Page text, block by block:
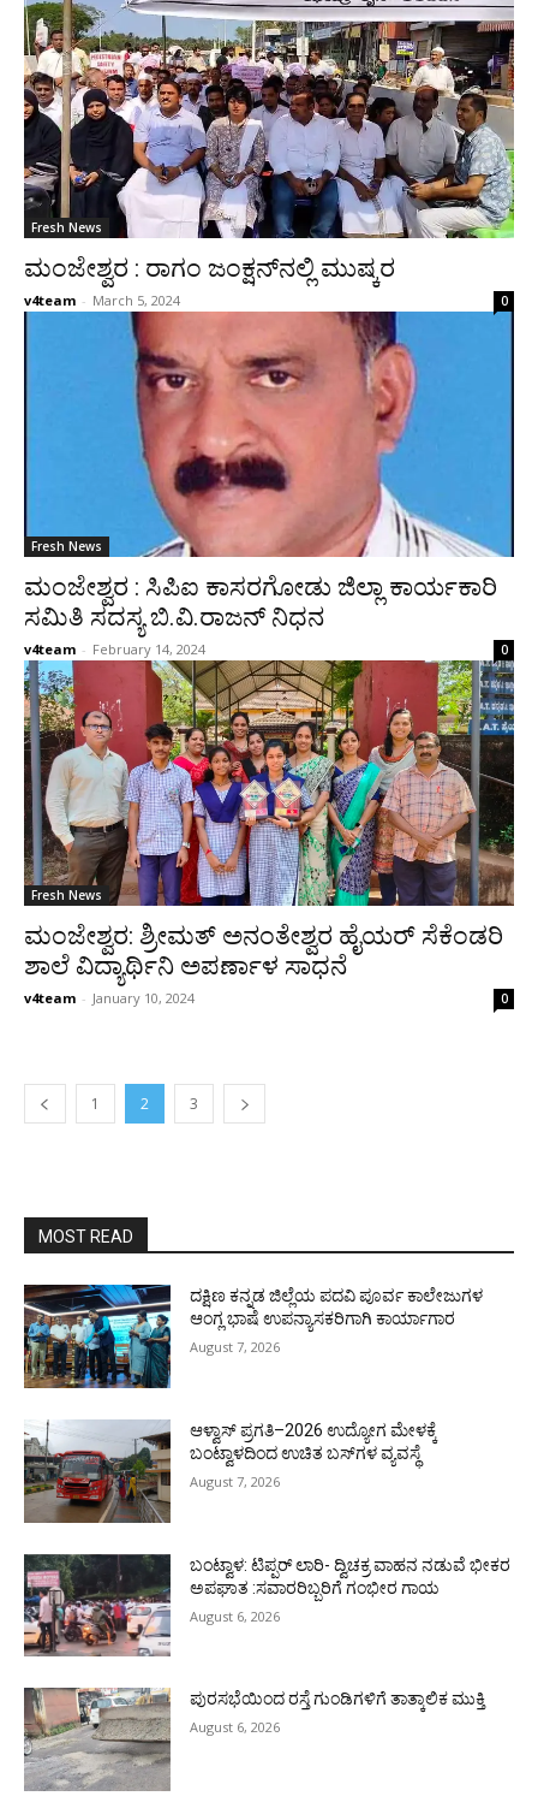
Fresh News
ಮಂಜೇಶ್ವರ : ರಾಗಂ ಜಂಕ್ಷನ್‌ನಲ್ಲಿ ಮುಷ್ಕರ
v4team - March 5, 2024 0
Fresh News
ಮಂಜೇಶ್ವರ : ಸಿಪಿಐ ಕಾಸರಗೋಡು ಜಿಲ್ಲಾ ಕಾರ್ಯಕಾರಿ
ಸಮಿತಿ ಸದಸ್ಯ ಬಿ.ವಿ.ರಾಜನ್ ನಿಧನ
v4team - February 14, 2024 0
Fresh News
ಮಂಜೇಶ್ವರ: ಶ್ರೀಮತ್ ಅನಂತೇಶ್ವರ ಹೈಯರ್ ಸೆಕೆಂಡರಿ
ಶಾಲೆ ವಿದ್ಯಾರ್ಥಿನಿ ಅಪರ್ಣಾಳ ಸಾಧನೆ
v4team - January 10, 2024 0
1 2 3
MOST READ
ದಕ್ಷಿಣ ಕನ್ನಡ ಜಿಲ್ಲೆಯ ಪದವಿ ಪೂರ್ವ ಕಾಲೇಜುಗಳ
ಆಂಗ್ಲ ಭಾಷೆ ಉಪನ್ಯಾಸಕರಿಗಾಗಿ ಕಾರ್ಯಾಗಾರ
August 7, 2026
ಆಳ್ವಾಸ್ ಪ್ರಗತಿ–2026 ಉದ್ಯೋಗ ಮೇಳಕ್ಕೆ
ಬಂಟ್ವಾಳದಿಂದ ಉಚಿತ ಬಸ್‌ಗಳ ವ್ಯವಸ್ಥೆ
August 7, 2026
ಬಂಟ್ವಾಳ: ಟಿಪ್ಪರ್ ಲಾರಿ- ದ್ವಿಚಕ್ರ ವಾಹನ ನಡುವೆ ಭೀಕರ
ಅಪಘಾತ :ಸವಾರರಿಬ್ಬರಿಗೆ ಗಂಭೀರ ಗಾಯ
August 6, 2026
ಪುರಸಭೆಯಿಂದ ರಸ್ತೆ ಗುಂಡಿಗಳಿಗೆ ತಾತ್ಕಾಲಿಕ ಮುಕ್ತಿ
August 6, 2026